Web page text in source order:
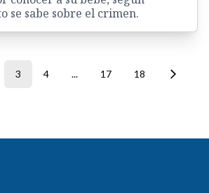
se sabe sobre el crimen.
3 4 ... 17 18